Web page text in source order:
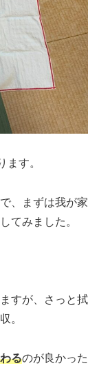
ます。
、まずは我が家
てみました。
すが、さっと拭
。
るのが良かった